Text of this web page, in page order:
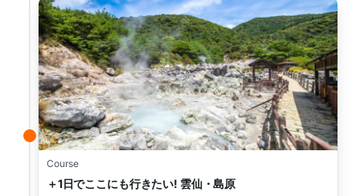
Course
＋1日でここにも行きたい! 雲仙・島原